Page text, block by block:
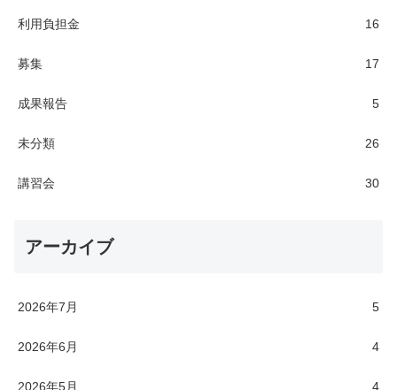
利用負担金 16
募集 17
成果報告 5
未分類 26
講習会 30
アーカイブ
2026年7月 5
2026年6月 4
2026年5月 4